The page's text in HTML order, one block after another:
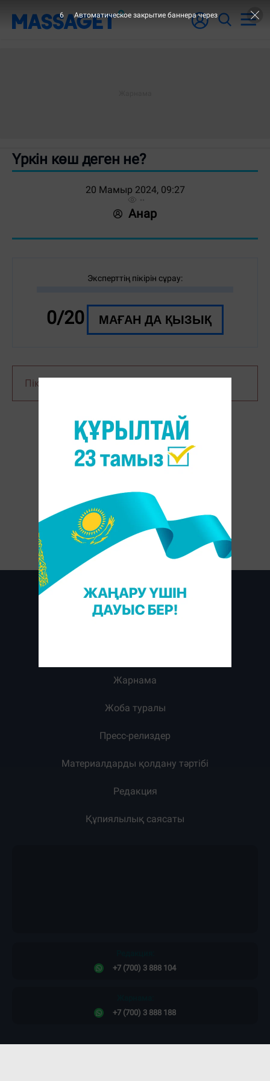
Үркін көш деген не?
20 Мамыр 2024, 09:27
Анар
Эксперттің пікірін сұрау:
0/20 МАҒАН ДА ҚЫЗЫҚ
Пікір қалдыру үшін сайтқа
ҚЫЗЫҚТЫРҒАН СҰРАҚТАР:
Жарнама
Жоба туралы
Пресс-релиздер
Материалдарды қолдану тәртібі
Редакция
Құпиялылық саясаты
+7 (700) 3 888 104
+7 (700) 3 888 188
6 Автоматическое закрытие баннера через